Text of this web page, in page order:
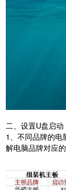
二、设置U盘启动
1、不同品牌的电
解电脑品牌对应的